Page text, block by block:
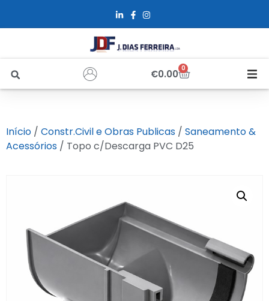
€0.00 0
Sobre Nós
Recrutamento
Contactos
Entrar / Registar
Início / Constr.Civil e Obras Publicas / Saneamento &
Acessórios / Topo c/Descarga PVC D25